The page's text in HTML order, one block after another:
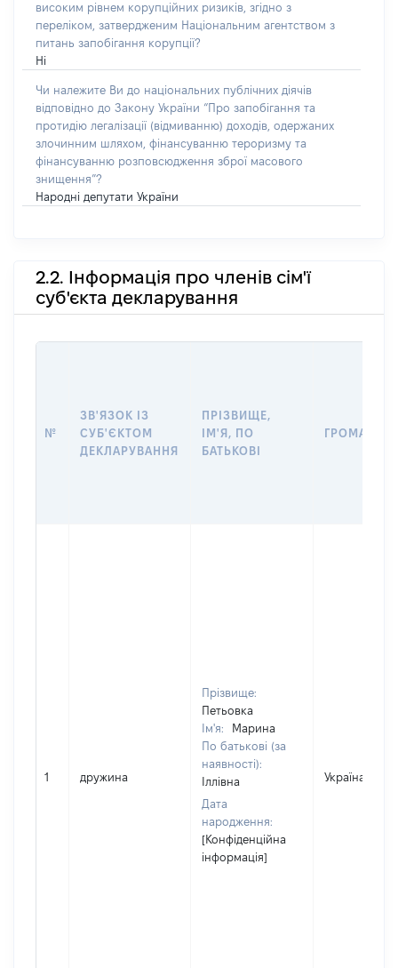
високим рівнем корупційних ризиків, згідно з
переліком, затвердженим Національним агентством з
питань запобігання корупції?
Ні
Чи належите Ви до національних публічних діячів
відповідно до Закону України “Про запобігання та
протидію легалізації (відмиванню) доходів, одержаних
злочинним шляхом, фінансуванню тероризму та
фінансуванню розповсюдження зброї масового
знищення”?
Народні депутати України
2.2. Інформація про членів сім'ї
суб'єкта декларування
№
ЗВ'ЯЗОК ІЗ
СУБ'ЄКТОМ
ДЕКЛАРУВАННЯ
ПРІЗВИЩЕ,
ІМ'Я, ПО
БАТЬКОВІ
1 дружина
Прізвище:
Петьовка
Ім'я:
Марина
По батькові (за
наявності):
Іллівна
Дата
народження:
[Конфіденційна
інформація]
Україна